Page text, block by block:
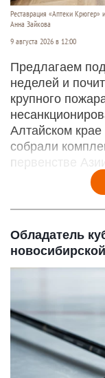
Реставрация «Аптеки Крюгер»
Анна Зайкова
9 августа 2026 в 12:00
Предлагаем
неделей и
крупного
Алтайском крае
собрали
первенстве
Обладатель